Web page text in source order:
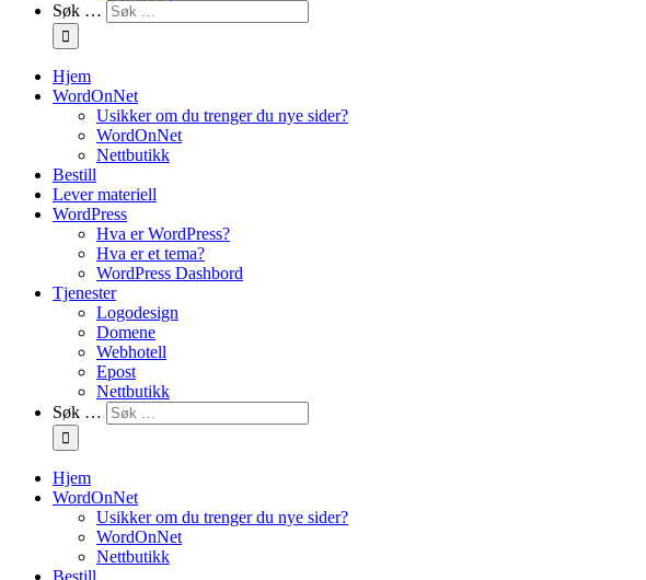
Søk …
Hjem
WordOnNet
Usikker om du trenger du nye sider?
WordOnNet
Nettbutikk
Bestill
Lever materiell
WordPress
Hva er WordPress?
Hva er et tema?
WordPress Dashbord
Tjenester
Logodesign
Domene
Webhotell
Epost
Nettbutikk
Søk …
Hjem
WordOnNet
Usikker om du trenger du nye sider?
WordOnNet
Nettbutikk
Bestill